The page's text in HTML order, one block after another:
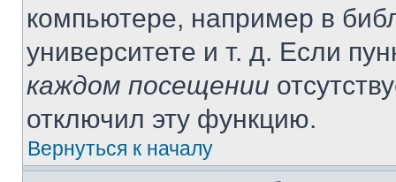
компьютере, например в
университете и т. д. Если
каждом посещении
отключил эту функцию.
Вернуться к началу